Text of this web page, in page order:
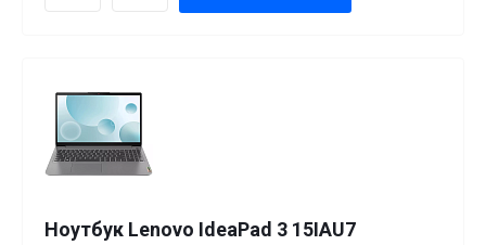
Ноутбук Lenovo IdeaPad 3 15IAU7